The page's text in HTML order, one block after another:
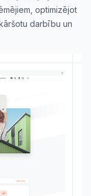
optimizējot
darbību un